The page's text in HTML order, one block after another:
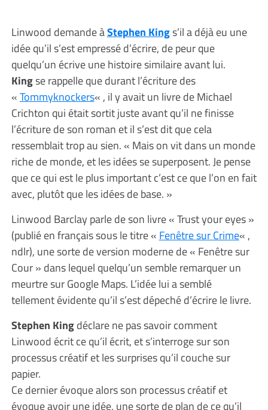
Linwood demande àStephen Kings’il a déjà eu une
idée qu’il s’est empressé d’écrire, de peur que
quelqu’un écrive une histoire similaire avant lui.
Kingse rappelle que durant l’écriture des
«Tommyknockers« , il y avait un livre de Michael
Crichton qui était sortit juste avant qu’il ne finisse
l’écriture de son roman et il s’est dit que cela
ressemblait trop au sien. « Mais on vit dans un monde
riche de monde, et les idées se superposent. Je pense
que ce qui est le plus important c’est ce que l’on en fait
avec, plutôt que les idées de base. »
Linwood Barclay parle de son livre « Trust your eyes »
(publié en français sous le titre « Fenêtre sur Crime« ,
ndlr), une sorte de version moderne de « Fenêtre sur
Cour » dans lequel quelqu’un semble remarquer un
meurtre sur Google Maps. L’idée lui a semblé
tellement évidente qu’il s’est dépeché d’écrire le livre.
Stephen Kingdéclare ne pas savoir comment
Linwood écrit ce qu’il écrit, et s’interroge sur son
processus créatif et les surprises qu’il couche sur
papier.
Ce dernier évoque alors son processus créatif et
évoque avoir une idée, une sorte de plan de ce qu’il